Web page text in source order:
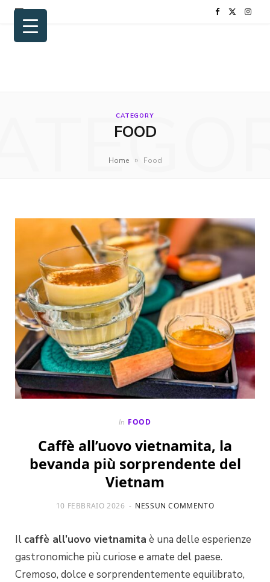
F
)
I
CATEGORY
FOOD
Home » Food
In FOOD
Caffè all’uovo vietnamita, la
bevanda più sorprendente del
Vietnam
10 FEBBRAIO 2026 NESSUN COMMENTO
Il caffè all’uovo vietnamita è una delle esperienze
gastronomiche più curiose e amate del paese.
Cremoso, dolce e sorprendentemente equilibrato,